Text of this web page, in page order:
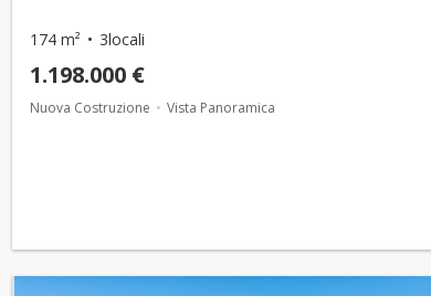
174 m² 3locali
1.198.000 €
Nuova Costruzione Vista Panoramica